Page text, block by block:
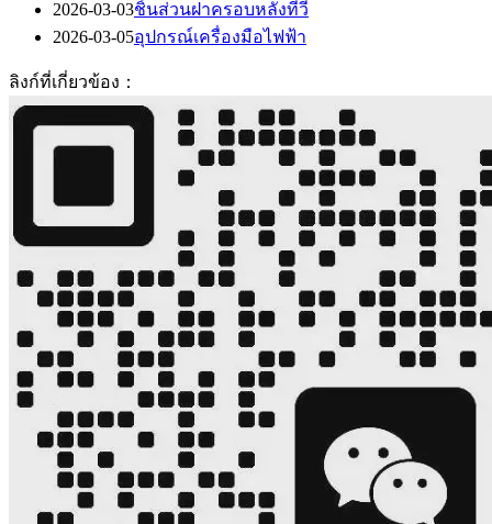
2026-03-03ชิ้นส่วนฝาครอบหลังทีวี
2026-03-05อุปกรณ์เครื่องมือไฟฟ้า
ลิงก์ที่เกี่ยวข้อง：